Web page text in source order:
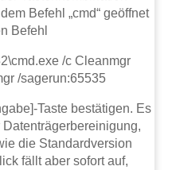
Befehl „cmd“ geöffnet
Befehl
/c Cleanmgr
/sagerun:65535
Taste bestätigen. Es
die Standardversion
fällt aber sofort auf,